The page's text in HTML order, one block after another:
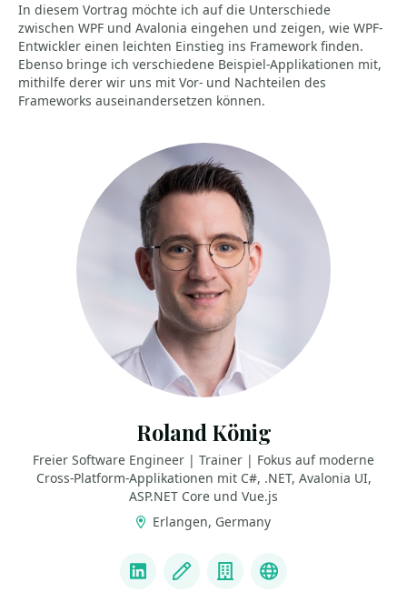
In diesem Vortrag möchte ich auf die Unterschiede
zwischen WPF und Avalonia eingehen und zeigen, wie WPF-
Entwickler einen leichten Einstieg ins Framework finden.
Ebenso bringe ich verschiedene Beispiel-Applikationen mit,
mithilfe derer wir uns mit Vor- und Nachteilen des
Frameworks auseinandersetzen können.
Roland König
Freier Software Engineer | Trainer | Fokus auf moderne
Cross-Platform-Applikationen mit C#, .NET, Avalonia UI,
ASP.NET Core und Vue.js
Erlangen, Germany
LinkedInBlog CompanyGitHub